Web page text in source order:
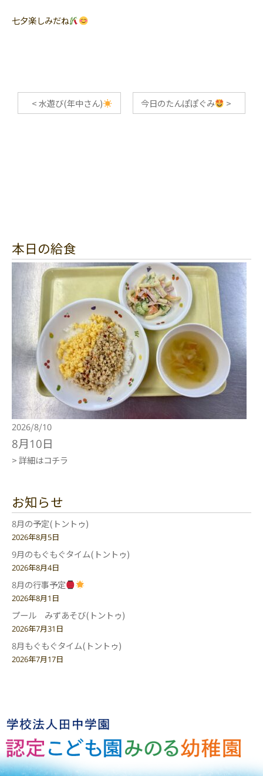
七夕楽しみだね
<水遊び(年中さん) 今日のたんぽぽぐみ >
本日の給食
2026/8/10
8月10日
> 詳細はコチラ
お知らせ
8月の予定(トントゥ)
2026年8月5日
9月のもぐもぐタイム(トントゥ)
2026年8月4日
8月の行事予定
2026年8月1日
プール みずあそび(トントゥ)
2026年7月31日
8月もぐもぐタイム(トントゥ)
2026年7月17日